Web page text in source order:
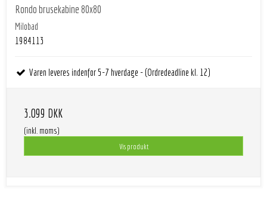
Rondo brusekabine 80x80
Milobad
1984113
Varen leveres indenfor 5-7 hverdage - (Ordredeadline kl. 12)
3.099 DKK
(inkl. moms)
Vis produkt